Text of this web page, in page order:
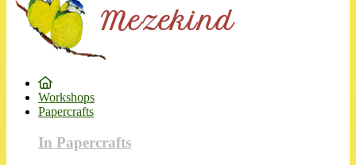
Workshops
Papercrafts
In Papercrafts